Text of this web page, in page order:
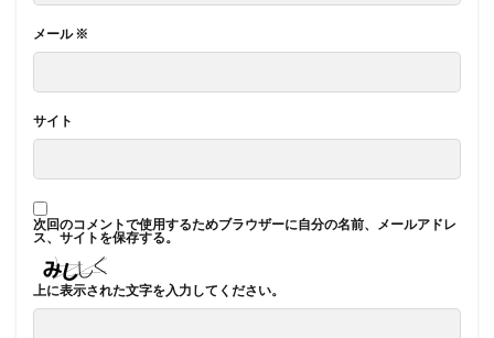
メール※
サイト
次回のコメントで使用するためブラウザーに自分の名前、メールアドレ
ス、サイトを保存する。
上に表示された文字を入力してください。